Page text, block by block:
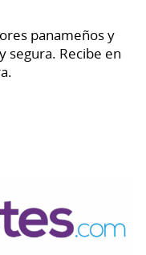
panameños y
segura. Recibe en